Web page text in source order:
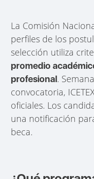
La Comisión
perfiles de los
selección utiliza
promedio
profesional.
convocatoria,
oficiales. Los
una notificación
beca.